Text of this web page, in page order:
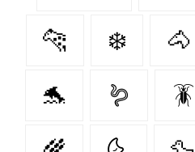
🐆 ❄️ 🐴
🐬 🪱 🪳